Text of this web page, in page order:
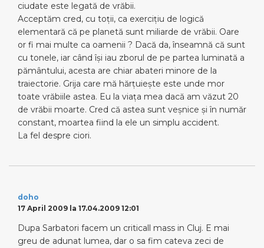
ciudate este legată de vrăbii.
Acceptăm cred, cu toţii, ca exerciţiu de logică
elementară că pe planetă sunt miliarde de vrăbii. Oare
or fi mai multe ca oamenii ? Dacă da, înseamnă că sunt
cu tonele, iar când îşi iau zborul de pe partea luminată a
pământului, acesta are chiar abateri minore de la
traiectorie. Grija care mă hărţuieşte este unde mor
toate vrăbiile astea. Eu la viaţa mea dacă am văzut 20
de vrăbii moarte. Cred că astea sunt veşnice şi în număr
constant, moartea fiind la ele un simplu accident.
La fel despre ciori.
doho
17 April 2009 la 17.04.2009 12:01
Dupa Sarbatori facem un criticall mass in Cluj. E mai
greu de adunat lumea, dar o sa fim cateva zeci de